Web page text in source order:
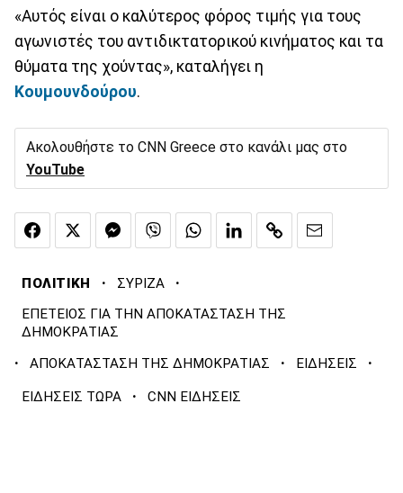
«Αυτός είναι ο καλύτερος φόρος τιμής για τους
αγωνιστές του αντιδικτατορικού κινήματος και τα
θύματα της χούντας», καταλήγει η
Κουμουνδούρου.
Ακολουθήστε το CNN Greece στο κανάλι μας στο
YouTube
ΠΟΛΙΤΙΚΗ · ΣΥΡΙΖΑ ·
ΕΠΕΤΕΙΟΣ ΓΙΑ ΤΗΝ ΑΠΟΚΑΤΑΣΤΑΣΗ ΤΗΣ
ΔΗΜΟΚΡΑΤΙΑΣ
· ΑΠΟΚΑΤΑΣΤΑΣΗ ΤΗΣ ΔΗΜΟΚΡΑΤΙΑΣ · ΕΙΔΗΣΕΙΣ ·
ΕΙΔΗΣΕΙΣ ΤΩΡΑ · CNN ΕΙΔΗΣΕΙΣ